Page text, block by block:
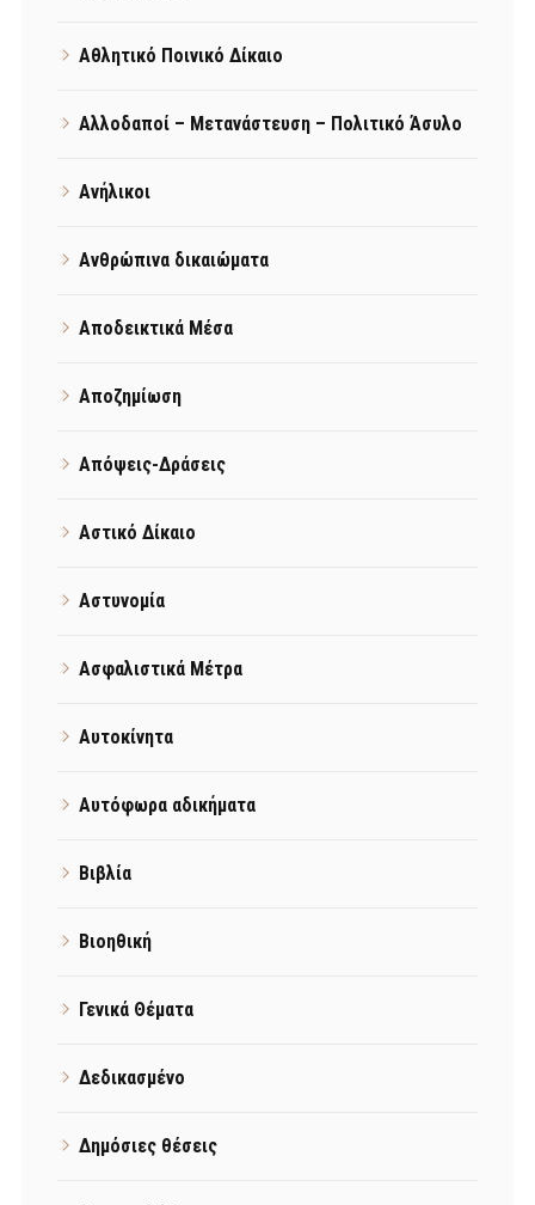
Αθλητικό Ποινικό Δίκαιο
Αλλοδαποί – Μετανάστευση – Πολιτικό Άσυλο
Ανήλικοι
Ανθρώπινα δικαιώματα
Αποδεικτικά Μέσα
Αποζημίωση
Απόψεις-Δράσεις
Αστικό Δίκαιο
Αστυνομία
Ασφαλιστικά Μέτρα
Αυτοκίνητα
Αυτόφωρα αδικήματα
Βιβλία
Βιοηθική
Γενικά Θέματα
Δεδικασμένο
Δημόσιες θέσεις